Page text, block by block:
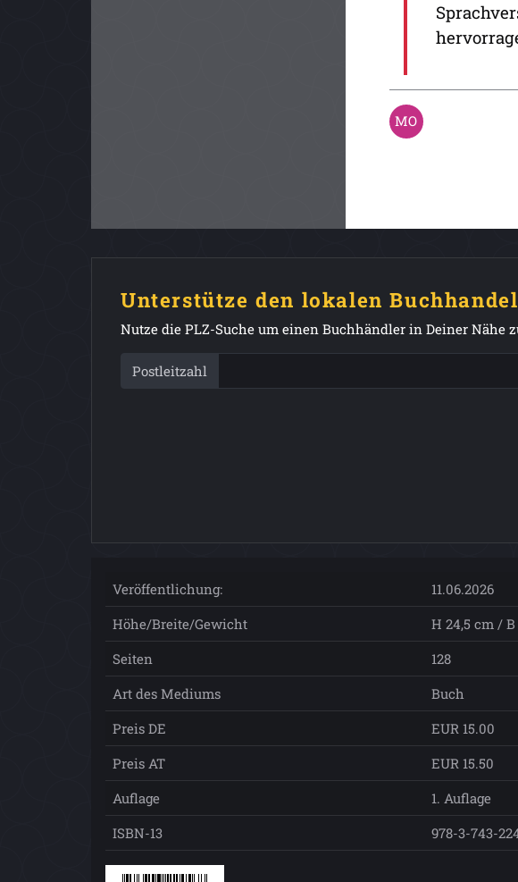
Unterstütze den lokalen Buchhandel
Nutze die PLZ-Suche um einen Buchhändler in Deiner Nähe
Postleitzahl
Veröffentlichung:
11.06.2026
Höhe/Breite/Gewicht
H 24,5 cm /
Seiten
128
Art des Mediums
Buch
Preis DE
EUR 15.00
Preis AT
EUR 15.50
Auflage
1. Auflage
ISBN-13
978-3-743-